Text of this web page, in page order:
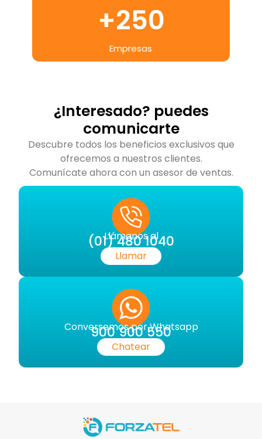
Empresas
+250
¿Interesado? puedes
comunicarte
Descubre todos los beneficios exclusivos que
ofrecemos a nuestros clientes.
Comunícate ahora con un asesor de ventas.
Llámanos al
(01) 480 1040
Llamar
Conversemos por Whatsapp
900 900 550
Chatear